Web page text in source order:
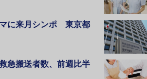
に来月シンポ 東京都
急搬送者数、前週比半